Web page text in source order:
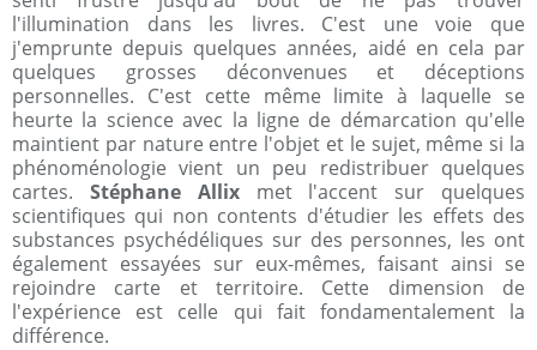
l'illumination dans les livres. C'est une voie que
j'emprunte depuis quelques années, aidé en cela par
quelques grosses déconvenues et déceptions
personnelles. C'est cette même limite à laquelle se
heurte la science avec la ligne de démarcation qu'elle
maintient par nature entre l'objet et le sujet, même si la
phénoménologie vient un peu redistribuer quelques
cartes. Stéphane Allixmet l'accent sur quelques
scientifiques qui non contents d'étudier les effets des
substances psychédéliques sur des personnes, les ont
également essayées sur eux-mêmes, faisant ainsi se
rejoindre carte et territoire. Cette dimension de
l'expérience est celle qui fait fondamentalement la
différence.